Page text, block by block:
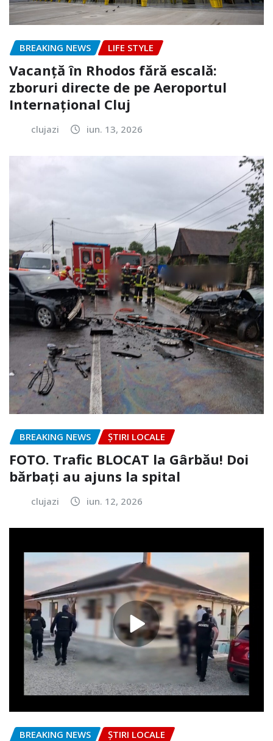
BREAKING NEWS LIFE STYLE
Vacanță în Rhodos fără escală:
zboruri directe de pe Aeroportul
Internațional Cluj
clujazi iun. 13, 2026
BREAKING NEWS ȘTIRI LOCALE
FOTO. Trafic BLOCAT la Gârbău! Doi
bărbați au ajuns la spital
clujazi iun. 12, 2026
BREAKING NEWS ȘTIRI LOCALE